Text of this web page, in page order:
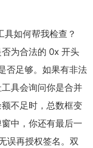
如何帮我检查？
为合法的 0x 开头
否足够。如果有非法
具会询问你是合并
不足时，总数框变
中，你还有最后一
误再授权签名。双